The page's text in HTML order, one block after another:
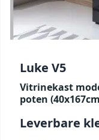
Luke V5
Vitrinekast
poten
Leverbare